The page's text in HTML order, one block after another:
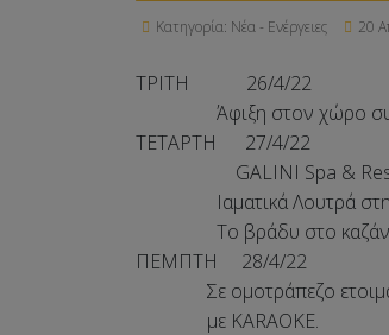
Κατηγορία: Νέα - Ενέργειες 20
ΤΡΙΤΗ 26/4/22
Άφιξη στον χώρο
ΤΕΤΑΡΤΗ 27/4/22
GALINI Spa &
Ιαματικά
Το βράδυ στο καζάνι
ΠΕΜΠΤΗ 28/4/22
Σε ομοτράπεζο
με KARAOKE.